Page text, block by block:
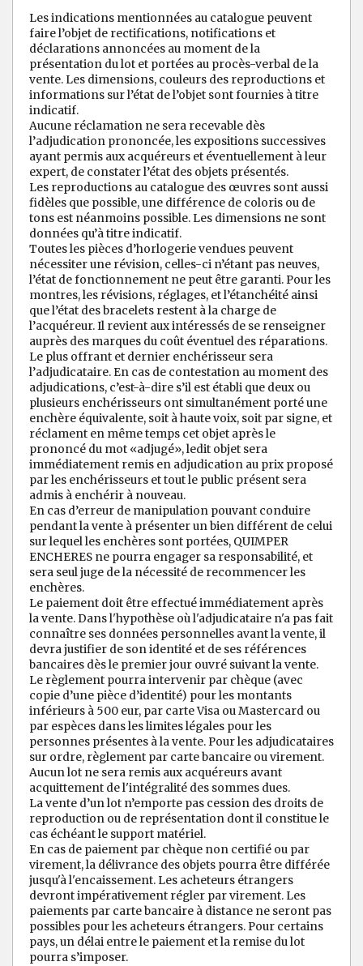
Les indications mentionnées au catalogue peuvent
faire l’objet de rectifications, notifications et
déclarations annoncées au moment de la
présentation du lot et portées au procès-verbal de la
vente. Les dimensions, couleurs des reproductions et
informations sur l’état de l’objet sont fournies à titre
indicatif.
Aucune réclamation ne sera recevable dès
l’adjudication prononcée, les expositions successives
ayant permis aux acquéreurs et éventuellement à leur
expert, de constater l’état des objets présentés.
Les reproductions au catalogue des œuvres sont aussi
fidèles que possible, une différence de coloris ou de
tons est néanmoins possible. Les dimensions ne sont
données qu’à titre indicatif.
Toutes les pièces d’horlogerie vendues peuvent
nécessiter une révision, celles-ci n’étant pas neuves,
l’état de fonctionnement ne peut être garanti. Pour les
montres, les révisions, réglages, et l’étanchéité ainsi
que l’état des bracelets restent à la charge de
l’acquéreur. Il revient aux intéressés de se renseigner
auprès des marques du coût éventuel des réparations.
Le plus offrant et dernier enchérisseur sera
l’adjudicataire. En cas de contestation au moment des
adjudications, c’est-à-dire s’il est établi que deux ou
plusieurs enchérisseurs ont simultanément porté une
enchère équivalente, soit à haute voix, soit par signe, et
réclament en même temps cet objet après le
prononcé du mot «adjugé», ledit objet sera
immédiatement remis en adjudication au prix proposé
par les enchérisseurs et tout le public présent sera
admis à enchérir à nouveau.
En cas d’erreur de manipulation pouvant conduire
pendant la vente à présenter un bien différent de celui
sur lequel les enchères sont portées, QUIMPER
ENCHERES ne pourra engager sa responsabilité, et
sera seul juge de la nécessité de recommencer les
enchères.
Le paiement doit être effectué immédiatement après
la vente. Dans l'hypothèse où l'adjudicataire n'a pas fait
connaître ses données personnelles avant la vente, il
devra justifier de son identité et de ses références
bancaires dès le premier jour ouvré suivant la vente.
Le règlement pourra intervenir par chèque (avec
copie d’une pièce d’identité) pour les montants
inférieurs à 500 eur, par carte Visa ou Mastercard ou
par espèces dans les limites légales pour les
personnes présentes à la vente. Pour les adjudicataires
sur ordre, règlement par carte bancaire ou virement.
Aucun lot ne sera remis aux acquéreurs avant
acquittement de l'intégralité des sommes dues.
La vente d’un lot n’emporte pas cession des droits de
reproduction ou de représentation dont il constitue le
cas échéant le support matériel.
En cas de paiement par chèque non certifié ou par
virement, la délivrance des objets pourra être différée
jusqu'à l'encaissement. Les acheteurs étrangers
devront impérativement régler par virement. Les
paiements par carte bancaire à distance ne seront pas
possibles pour les acheteurs étrangers. Pour certains
pays, un délai entre le paiement et la remise du lot
pourra s’imposer.